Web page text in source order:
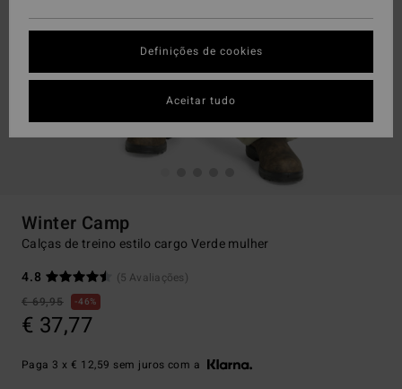
Winter Camp
Calças de treino estilo cargo Verde mulher
4.8
(5 Avaliações)
€ 69,95
46%
€ 37,77
Paga 3 x € 12,59 sem juros com a
Definições de cookies
Aceitar tudo